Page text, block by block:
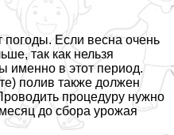
погоды. Если весна очень
так как нельзя
именно в этот период.
полив также должен
процедуру нужно
до сбора урожая